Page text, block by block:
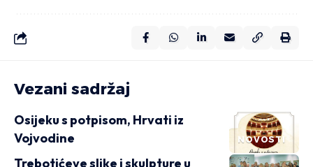
Vezani sadržaj
NOVOSTI
Osijeku s potpisom, Hrvati iz
Vojvodine
Trebotićeve slike i skulpture u